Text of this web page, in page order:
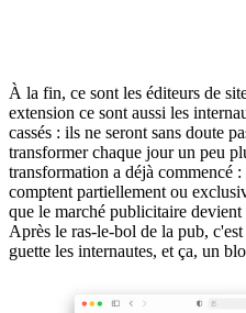
À la fin, ce sont les éditeurs de
extension ce sont aussi les
cassés : ils ne seront sans doute
transformer chaque jour un peu
transformation a déjà commencé
comptent partiellement ou
que le marché publicitaire
Après le ras-le-bol de la pub,
guette les internautes, et ça, un